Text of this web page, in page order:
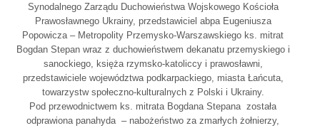
Synodalnego Zarządu Duchowieństwa Wojskowego Kościoła
Prawosławnego Ukrainy, przedstawiciel abpa Eugeniusza
Popowicza – Metropolity Przemysko-Warszawskiego ks. mitrat
Bogdan Stepan wraz z duchowieństwem dekanatu przemyskiego i
sanockiego, księża rzymsko-katoliccy i prawosławni,
przedstawiciele województwa podkarpackiego, miasta Łańcuta,
towarzystw społeczno-kulturalnych z Polski i Ukrainy.
Pod przewodnictwem ks. mitrata Bogdana Stepana została
odprawiona panahyda – nabożeństwo za zmarłych żołnierzy,